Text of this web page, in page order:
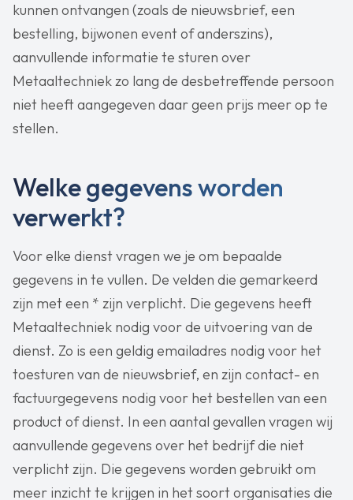
kunnen ontvangen (zoals de nieuwsbrief, een
bestelling, bijwonen event of anderszins),
aanvullende informatie te sturen over
Metaaltechniek zo lang de desbetreffende persoon
niet heeft aangegeven daar geen prijs meer op te
stellen.
Welke gegevens worden
verwerkt?
Voor elke dienst vragen we je om bepaalde
gegevens in te vullen. De velden die gemarkeerd
zijn met een * zijn verplicht. Die gegevens heeft
Metaaltechniek nodig voor de uitvoering van de
dienst. Zo is een geldig emailadres nodig voor het
toesturen van de nieuwsbrief, en zijn contact- en
factuurgegevens nodig voor het bestellen van een
product of dienst. In een aantal gevallen vragen wij
aanvullende gegevens over het bedrijf die niet
verplicht zijn. Die gegevens worden gebruikt om
meer inzicht te krijgen in het soort organisaties die